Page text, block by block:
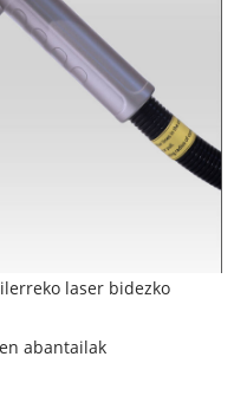
laser bidezko
abantailak